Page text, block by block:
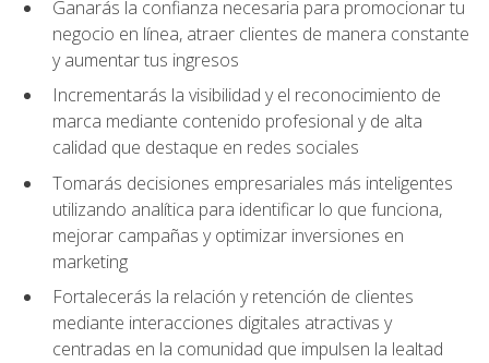
Ganarás la confianza necesaria para promocionar tu
negocio en línea, atraer clientes de manera constante
y aumentar tus ingresos
Incrementarás la visibilidad y el reconocimiento de
marca mediante contenido profesional y de alta
calidad que destaque en redes sociales
Tomarás decisiones empresariales más inteligentes
utilizando analítica para identificar lo que funciona,
mejorar campañas y optimizar inversiones en
marketing
Fortalecerás la relación y retención de clientes
mediante interacciones digitales atractivas y
centradas en la comunidad que impulsen la lealtad